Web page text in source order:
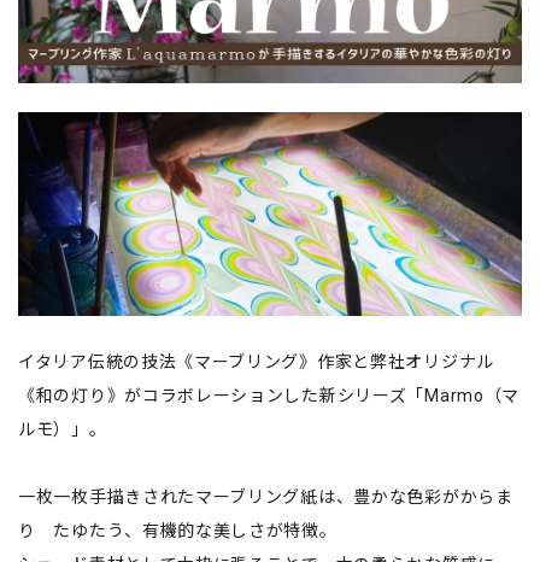
イタリア伝統の技法《マーブリング》作家と弊社オリジナル
《和の灯り》がコラボレーションした新シリーズ「Marmo（マ
ルモ）」。
一枚一枚手描きされたマーブリング紙は、豊かな色彩がからま
り たゆたう、有機的な美しさが特徴。